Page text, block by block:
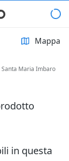
Mappa
Santa Maria Imbaro
in questa